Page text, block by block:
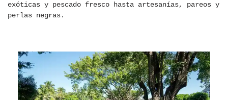
exóticas y pescado fresco hasta artesanías, pareos y
perlas negras.